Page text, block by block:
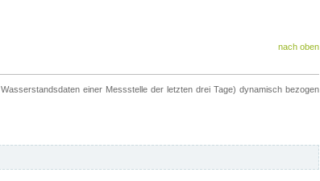
nach oben
einer Messstelle der letzten drei Tage) dynamisch bezogen